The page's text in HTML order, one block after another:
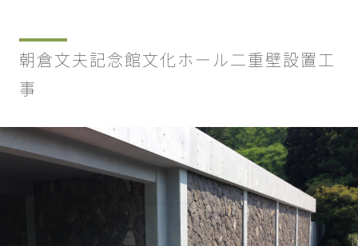
朝倉文夫記念館文化ホール二重壁設置工
事